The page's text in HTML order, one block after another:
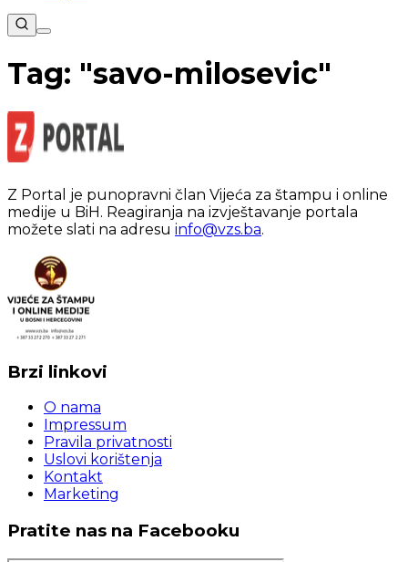
Tag: "savo-milosevic"
Z Portal je punopravni član Vijeća za štampu i online
medije u BiH. Reagiranja na izvještavanje portala
možete slati na adresu info@vzs.ba.
Brzi linkovi
O nama
Impressum
Pravila privatnosti
Uslovi korištenja
Kontakt
Marketing
Pratite nas na Facebooku